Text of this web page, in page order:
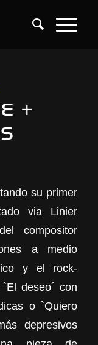
+
su primer
via Linier
compositor
a medio
y el rock-
deseo´ con
o `Quiero
depresivos